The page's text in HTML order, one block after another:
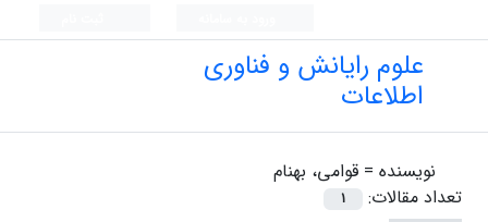
علوم رایانش و فناوری
اطلاعات
نویسنده = قوامی، بهنام
تعداد مقالات:
1